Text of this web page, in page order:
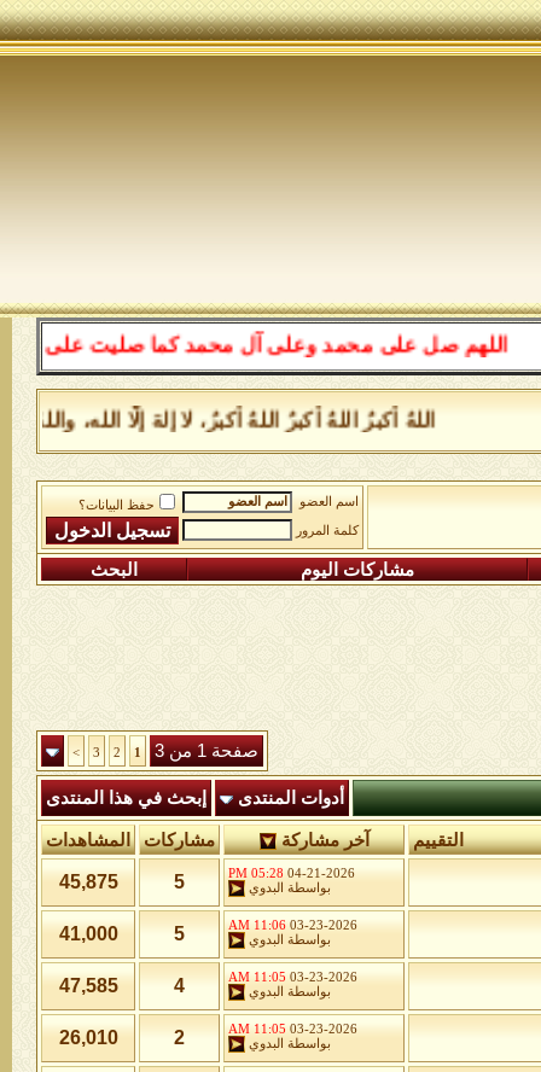
اللهم صل على محمد وعلى آل محمد كما صليت على إبراهيم
اللهُ أكبرُ اللهُ أكبرُ اللهُ أكبرُ، لا إلهَ إلَّا الله،
اسم العضو
حفظ البيانات؟
كلمة المرور
مشاركات اليوم البحث
صفحة 1 من 3 1
2
3
>
أدوات المنتدى إبحث في هذا المنتدى
التقييم آخر مشاركة مشاركات المشاهدات
04-21-2026
05:28 PM
بواسطة
البدوي 5
45,875
03-23-2026
11:06 AM
بواسطة
البدوي 5
41,000
03-23-2026
11:05 AM
بواسطة
البدوي 4
47,585
03-23-2026
11:05 AM
بواسطة
البدوي 2
26,010